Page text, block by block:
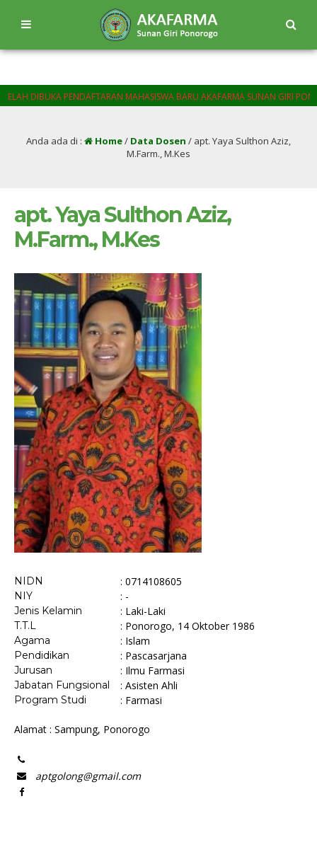
PENDAFTARAN MAHASISWA BARU AKAFARMA SUNAN GIRI
Anda ada di : Home/ Data Dosen / apt. Yaya Sulthon Aziz,
M.Farm., M.Kes
apt. Yaya Sulthon Aziz,
M.Farm., M.Kes
NIDN : 0714108605
NIY : -
Jenis Kelamin : Laki-Laki
T.T.L : Ponorogo, 14 Oktober 1986
Agama : Islam
Pendidikan : Pascasarjana
Jurusan : Ilmu Farmasi
Jabatan Fungsional : Asisten Ahli
Program Studi : Farmasi
Alamat : Sampung, Ponorogo
aptgolong@gmail.com